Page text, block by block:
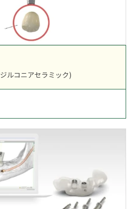
ジルコニアセラミック)